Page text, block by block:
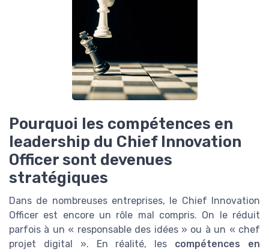
Pourquoi les compétences en
leadership du Chief Innovation
Officer sont devenues
stratégiques
Dans de nombreuses entreprises, le Chief Innovation
Officer est encore un rôle mal compris. On le réduit
parfois à un « responsable des idées » ou à un « chef
projet digital ». En réalité, les compétences en